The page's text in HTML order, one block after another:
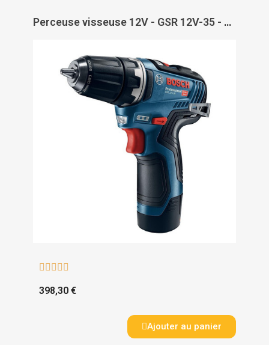
Perceuse visseuse 12V - GSR 12V-35 - BOSCH
    
398,30 €
Ajouter au panier